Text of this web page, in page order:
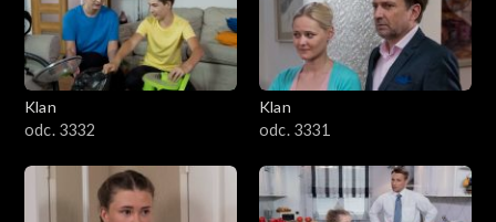
Klan
odc. 3332
Klan
odc. 3331